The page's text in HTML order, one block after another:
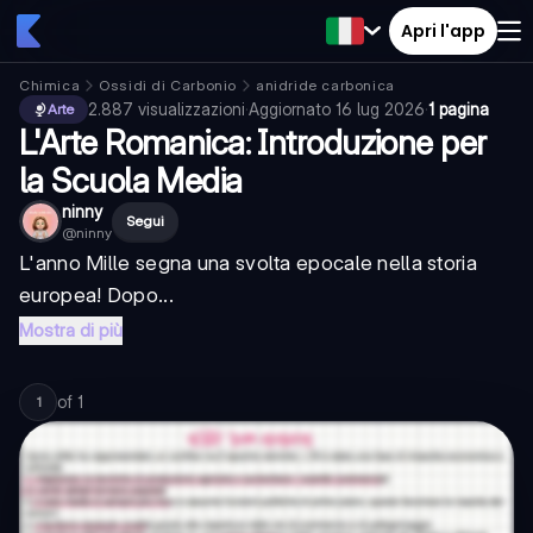
Apri l'app
Chimica Ossidi di Carbonio
anidride carbonica
Arte
2.887 visualizzazioni·Aggiornato 16 lug 2026·1 pagina
L'Arte Romanica: Introduzione per
la Scuola Media
ninny
@ninny
Segui
L'anno Mille segna una svolta epocale nella storia
europea! Dopo...
Mostra di più
1 of 1